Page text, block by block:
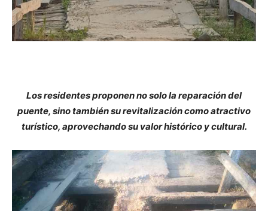
que
Los residentes proponen no solo la reparación del
puente, sino también su revitalización como atractivo
turístico, aprovechando su valor histórico y cultural.